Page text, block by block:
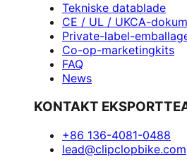
Tekniske datablade
CE / UL / UKCA-
Private-label-
Co-op-marketingkits
FAQ
News
KONTAKT
+86 136-4081-0488
lead@clipclopbike.com